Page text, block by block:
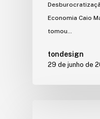
Economia Caio
tomou…
tondesign
29 de junho de